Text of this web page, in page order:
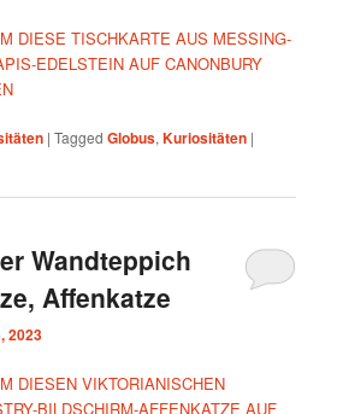
DIESE TISCHKARTE AUS MESSING-
EDELSTEIN AUF CANONBURY
|Tagged Globus,Kuriositäten |
Wandteppich
Affenkatze
2023
DIESEN VIKTORIANISCHEN
BILDSCHIRM-AFFENKATZE AUF